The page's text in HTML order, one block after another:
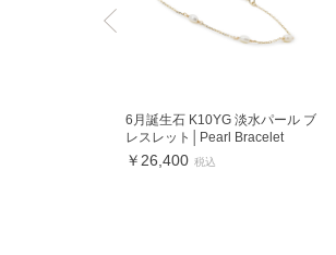
6月誕生石 K10YG 淡水パール ブ
レスレット│Pearl Bracelet
￥26,400 税込